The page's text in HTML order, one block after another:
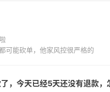
可能砍单，他家风控很严格的